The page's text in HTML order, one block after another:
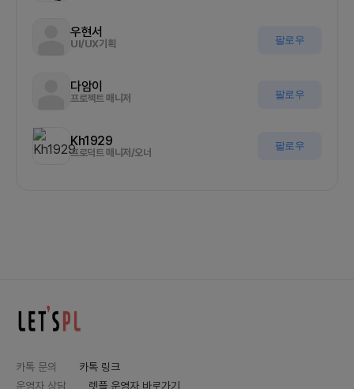
우현서
UI/UX기획 팔로우
다암이
프로젝트 매니저 팔로우
Kh1929
프로덕트 매니저/오너
팔로우
카톡 문의
카톡 링크
운영자 상담
렛플 운영자 바로가기